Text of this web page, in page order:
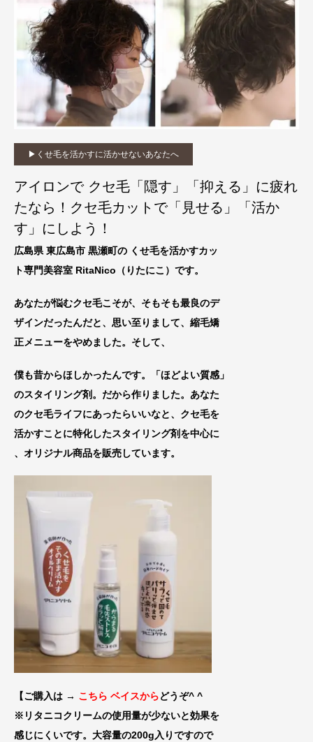
▶︎くせ毛を活かすに活かせないあなたへ
アイロンで クセ毛「隠す」「抑える」に疲れ
たなら！クセ毛カットで「見せる」「活か
す」にしよう！
広島県 東広島市 黒瀬町の くせ毛を活かすカッ
ト専門美容室 RitaNico （りたにこ）です。
あなたが悩むクセ毛こそが、そもそも最良のデ
ザインだったんだと、思い至りまして、縮毛矯
正メニューをやめました。 そして、
僕も昔からほしかったんです。「ほどよい質感」
のスタイリング剤。だから作りました。あなた
のクセ毛ライフにあったらいいなと、 クセ毛を
活かすことに特化したスタイリング剤を中心に
、オリジナル商品を販売しています。
【ご購入は → こちら ベイスからどうぞ^ ^
※リタニコクリームの使用量が少ないと効果を
感じにくいです。大容量の200g入りですので